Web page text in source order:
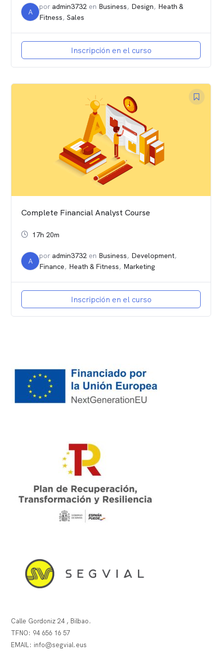
A
por admin3732 en Business, Design, Heath &
Fitness,Sales
Inscripción en el curso
Complete Financial Analyst Course
17h 20m
A
por admin3732 en Business, Development,
Finance, Heath & Fitness, Marketing
Inscripción en el curso
Calle Gordoniz 24 , Bilbao.
TFNO: 94 656 16 57
EMAIL: info@segvial.eus